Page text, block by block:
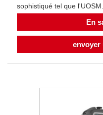
sophistiqué tel que l'UOSM.
En
envoyer